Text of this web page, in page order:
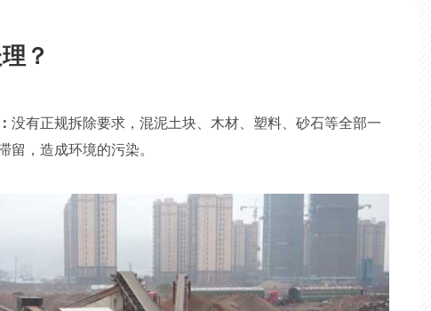
？
没有正规拆除要求，混泥土块、木材、塑料、砂石等全部一
留，造成环境的污染。